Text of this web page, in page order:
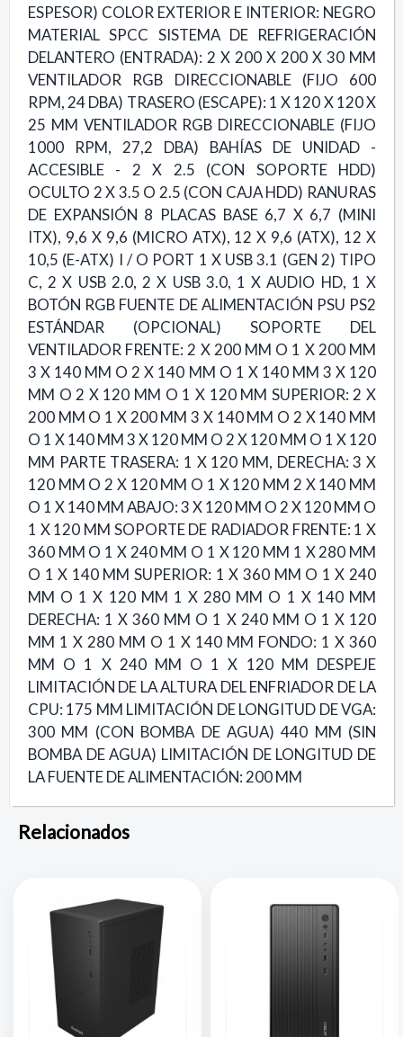
ESPESOR) COLOR EXTERIOR E INTERIOR: NEGRO
MATERIAL SPCC SISTEMA DE REFRIGERACIÓN
DELANTERO (ENTRADA): 2 X 200 X 200 X 30 MM
VENTILADOR RGB DIRECCIONABLE (FIJO 600
RPM, 24 DBA) TRASERO (ESCAPE): 1 X 120 X 120 X
25 MM VENTILADOR RGB DIRECCIONABLE (FIJO
1000 RPM, 27,2 DBA) BAHÍAS DE UNIDAD -
ACCESIBLE - 2 X 2.5 (CON SOPORTE HDD)
OCULTO 2 X 3.5 O 2.5 (CON CAJA HDD) RANURAS
DE EXPANSIÓN 8 PLACAS BASE 6,7 X 6,7 (MINI
ITX), 9,6 X 9,6 (MICRO ATX), 12 X 9,6 (ATX), 12 X
10,5 (E-ATX) I / O PORT 1 X USB 3.1 (GEN 2) TIPO
C, 2 X USB 2.0, 2 X USB 3.0, 1 X AUDIO HD, 1 X
BOTÓN RGB FUENTE DE ALIMENTACIÓN PSU PS2
ESTÁNDAR (OPCIONAL) SOPORTE DEL
VENTILADOR FRENTE: 2 X 200 MM O 1 X 200 MM
3 X 140 MM O 2 X 140 MM O 1 X 140 MM 3 X 120
MM O 2 X 120 MM O 1 X 120 MM SUPERIOR: 2 X
200 MM O 1 X 200 MM 3 X 140 MM O 2 X 140 MM
O 1 X 140 MM 3 X 120 MM O 2 X 120 MM O 1 X 120
MM PARTE TRASERA: 1 X 120 MM, DERECHA: 3 X
120 MM O 2 X 120 MM O 1 X 120 MM 2 X 140 MM
O 1 X 140 MM ABAJO: 3 X 120 MM O 2 X 120 MM O
1 X 120 MM SOPORTE DE RADIADOR FRENTE: 1 X
360 MM O 1 X 240 MM O 1 X 120 MM 1 X 280 MM
O 1 X 140 MM SUPERIOR: 1 X 360 MM O 1 X 240
MM O 1 X 120 MM 1 X 280 MM O 1 X 140 MM
DERECHA: 1 X 360 MM O 1 X 240 MM O 1 X 120
MM 1 X 280 MM O 1 X 140 MM FONDO: 1 X 360
MM O 1 X 240 MM O 1 X 120 MM DESPEJE
LIMITACIÓN DE LA ALTURA DEL ENFRIADOR DE LA
CPU: 175 MM LIMITACIÓN DE LONGITUD DE VGA:
300 MM (CON BOMBA DE AGUA) 440 MM (SIN
BOMBA DE AGUA) LIMITACIÓN DE LONGITUD DE
LA FUENTE DE ALIMENTACIÓN: 200 MM
Relacionados